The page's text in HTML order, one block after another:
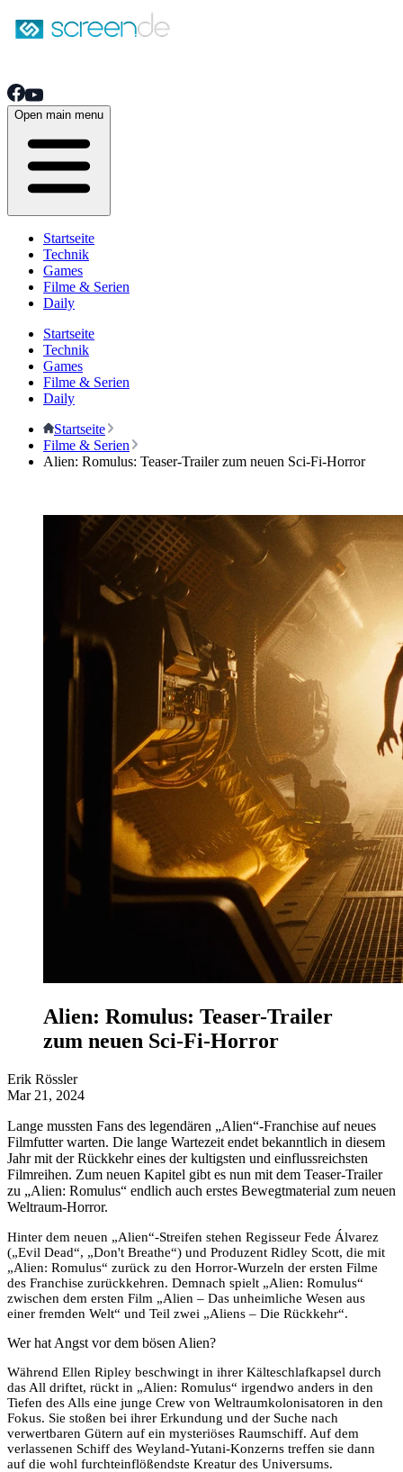
Open main menu
Startseite
Technik
Games
Filme & Serien
Daily
Startseite
Technik
Games
Filme & Serien
Daily
Startseite
Filme & Serien
Alien: Romulus: Teaser-Trailer zum neuen Sci-Fi-Horror
Alien: Romulus: Teaser-Trailer
zum neuen Sci-Fi-Horror
Erik Rössler
Mar 21, 2024
Lange mussten Fans des legendären „Alien“-Franchise auf neues
Filmfutter warten. Die lange Wartezeit endet bekanntlich in diesem
Jahr mit der Rückkehr eines der kultigsten und einflussreichsten
Filmreihen. Zum neuen Kapitel gibt es nun mit dem Teaser-Trailer
zu „Alien: Romulus“ endlich auch erstes Bewegtmaterial zum neuen
Weltraum-Horror.
Hinter dem neuen „Alien“-Streifen stehen Regisseur Fede Álvarez
(„Evil Dead“, „Don't Breathe“) und Produzent Ridley Scott, die mit
„Alien: Romulus“ zurück zu den Horror-Wurzeln der ersten Filme
des Franchise zurückkehren. Demnach spielt „Alien: Romulus“
zwischen dem ersten Film „Alien – Das unheimliche Wesen aus
einer fremden Welt“ und Teil zwei „Aliens – Die Rückkehr“.
Wer hat Angst vor dem bösen Alien?
Während Ellen Ripley beschwingt in ihrer Kälteschlafkapsel durch
das All driftet, rückt in „Alien: Romulus“ irgendwo anders in den
Tiefen des Alls eine junge Crew von Weltraumkolonisatoren in den
Fokus. Sie stoßen bei ihrer Erkundung und der Suche nach
verwertbaren Gütern auf ein mysteriöses Raumschiff. Auf dem
verlassenen Schiff des Weyland-Yutani-Konzerns treffen sie dann
auf die wohl furchteinflößendste Kreatur des Universums.